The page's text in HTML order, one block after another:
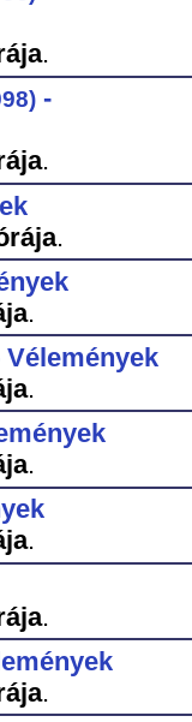
.
-
.
.
.
.
.
.
.
.